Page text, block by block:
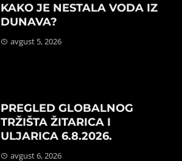
KAKO JE NESTALA VODA IZ
DUNAVA?
avgust 5, 2026
PREGLED GLOBALNOG
TRŽIŠTA ŽITARICA I
ULJARICA 6.8.2026.
avgust 6, 2026